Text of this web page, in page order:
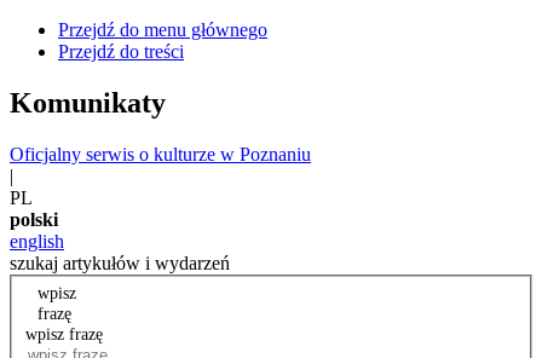
Przejdź do menu głównego
Przejdź do treści
Komunikaty
Oficjalny serwis o kulturze w Poznaniu
|
PL
polski
english
szukaj artykułów i wydarzeń
wpisz
frazę
wpisz frazę